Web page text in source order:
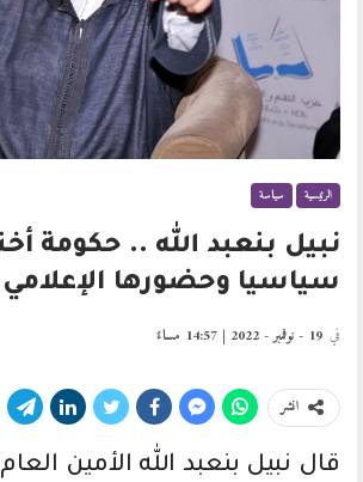
الرئيسية سياسة
نبيل بنعبد الله .. حكومة
سياسيا وحضورها
في 19 - نوفمبر - 2022 | 14:57 مساءً
انشر
قال نبيل بنعبد الله الأمين